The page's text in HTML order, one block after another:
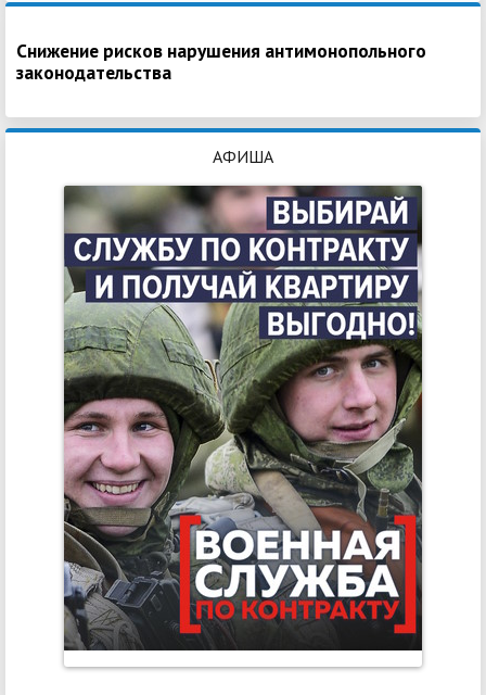
Снижение рисков нарушения антимонопольного
законодательства
АФИША